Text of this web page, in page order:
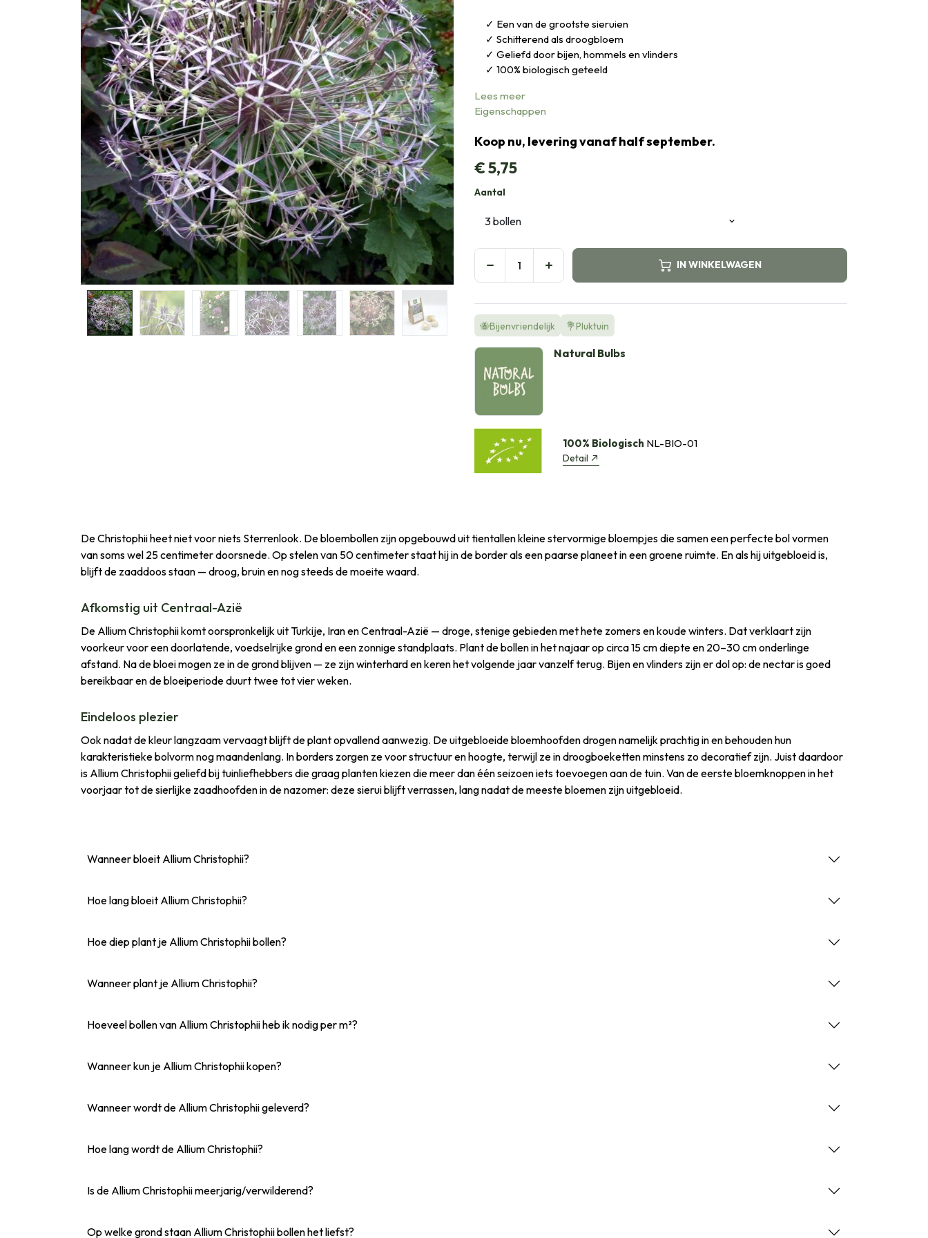
Een van de grootste sieruien
Schitterend als droogbloem
Geliefd door bijen, hommels en vlinders
100% biologisch geteeld
Lees meer
Eigenschappen
Koop nu, levering vanaf half september.
€5,75
Aantal
IN WINKELWAGEN
🐝Bijenvriendelijk 💐Pluktuin
Natural Bulbs
100% Biologisch NL-BIO-01
Detail
De Christophii heet niet voor niets Sterrenlook. De bloembollen zijn opgebouwd uit tientallen kleine stervormige bloempjes die samen een perfecte bol vormen
van soms wel 25 centimeter doorsnede. Op stelen van 50 centimeter staat hij in de border als een paarse planeet in een groene ruimte. En als hij uitgebloeid is,
blijft de zaaddoos staan — droog, bruin en nog steeds de moeite waard.
Afkomstig uit Centraal-Azië
De Allium Christophii komt oorspronkelijk uit Turkije, Iran en Centraal-Azië — droge, stenige gebieden met hete zomers en koude winters. Dat verklaart zijn
voorkeur voor een doorlatende, voedselrijke grond en een zonnige standplaats. Plant de bollen in het najaar op circa 15 cm diepte en 20–30 cm onderlinge
afstand. Na de bloei mogen ze in de grond blijven — ze zijn winterhard en keren het volgende jaar vanzelf terug. Bijen en vlinders zijn er dol op: de nectar is goed
bereikbaar en de bloeiperiode duurt twee tot vier weken.
Eindeloos plezier
Ook nadat de kleur langzaam vervaagt blijft de plant opvallend aanwezig. De uitgebloeide bloemhoofden drogen namelijk prachtig in en behouden hun
karakteristieke bolvorm nog maandenlang. In borders zorgen ze voor structuur en hoogte, terwijl ze in droogboeketten minstens zo decoratief zijn. Juist daardoor
is Allium Christophii geliefd bij tuinliefhebbers die graag planten kiezen die meer dan één seizoen iets toevoegen aan de tuin. Van de eerste bloemknoppen in het
voorjaar tot de sierlijke zaadhoofden in de nazomer: deze sierui blijft verrassen, lang nadat de meeste bloemen zijn uitgebloeid.
Wanneer bloeit Allium Christophii?
Hoe lang bloeit Allium Christophii?
Hoe diep plant je Allium Christophii bollen?
Wanneer plant je Allium Christophii?
Hoeveel bollen van Allium Christophii heb ik nodig per m²?
Wanneer kun je Allium Christophii kopen?
Wanneer wordt de Allium Christophii geleverd?
Hoe lang wordt de Allium Christophii?
Is de Allium Christophii meerjarig/verwilderend?
Op welke grond staan Allium Christophii bollen het liefst?